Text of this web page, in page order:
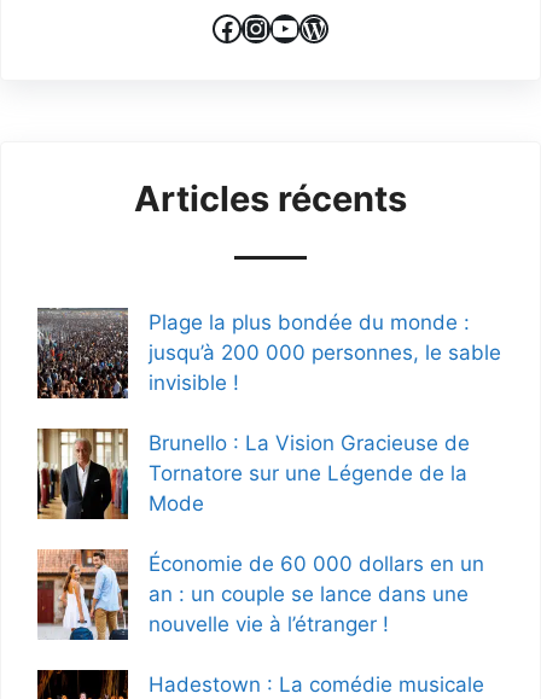
Facebook
Instagram
YouTube
WordPress
Articles récents
Plage la plus bondée du monde :
jusqu’à 200 000 personnes, le sable
invisible !
Brunello : La Vision Gracieuse de
Tornatore sur une Légende de la
Mode
Économie de 60 000 dollars en un
an : un couple se lance dans une
nouvelle vie à l’étranger !
Hadestown : La comédie musicale